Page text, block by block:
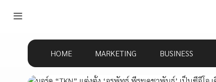
HOME MARKETING BUSINESS